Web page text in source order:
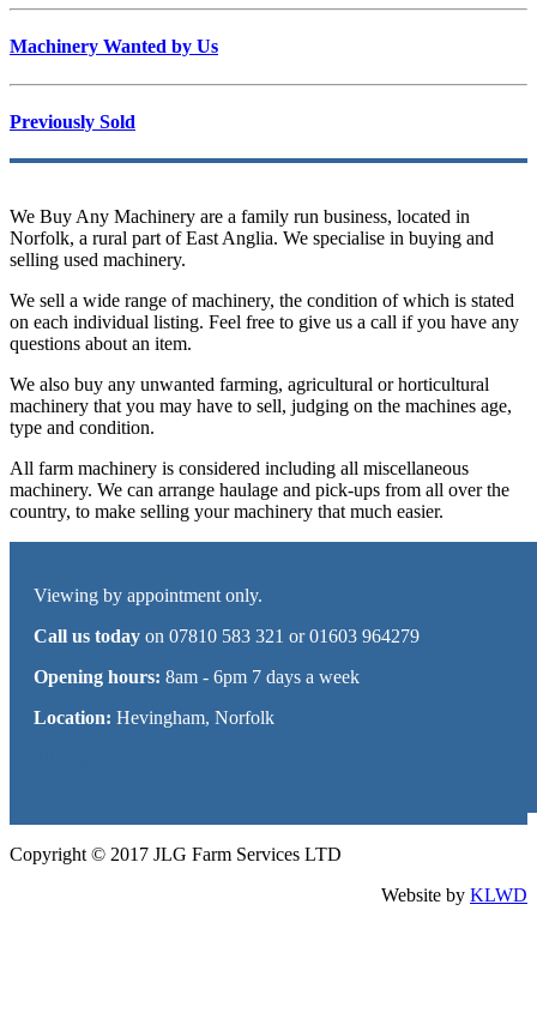
Machinery Wanted by Us
Previously Sold
We Buy Any Machinery are a family run business, located in
Norfolk, a rural part of East Anglia. We specialise in buying and
selling used machinery.
We sell a wide range of machinery, the condition of which is stated
on each individual listing. Feel free to give us a call if you have any
questions about an item.
We also buy any unwanted farming, agricultural or horticultural
machinery that you may have to sell, judging on the machines age,
type and condition.
All farm machinery is considered including all miscellaneous
machinery. We can arrange haulage and pick-ups from all over the
country, to make selling your machinery that much easier.
Viewing by appointment only.
Call us today on 07810 583 321 or 01603 964279
Opening hours: 8am - 6pm 7 days a week
Location: Hevingham, Norfolk
Copyright © 2017 JLG Farm Services LTD
Website by KLWD